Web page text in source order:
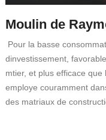
Moulin de
Pour la basse
dinvestissement,
mtier, et plus efficace
employe couramment
des matriaux de